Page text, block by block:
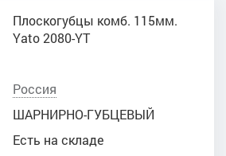
Плоскогубцы комб. 115мм.
Yato 2080-YT
Россия
ШАРНИРНО-ГУБЦЕВЫЙ
Есть на складе